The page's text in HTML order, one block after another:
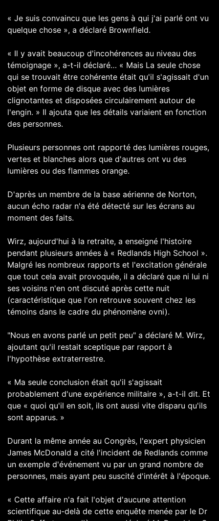
« Je suis convaincu que les gens à qui j'ai parlé ont vu
quelque chose », a déclaré Brownfield.
« Il y avait beaucoup d'incohérences au niveau des
témoignage », a-t-il déclaré… « Mais La seule chose
qui se trouvait être cohérente était qu'il s'agissait d'un
objet en forme de disque avec des lumières
clignotantes et disposées circulairement autour de
l'engin. » Il ajouta que les détails variaient en fonction
des personnes.
Plusieurs personnes ont rapporté des lumières rouges,
vertes et blanches alors que d'autres ont vu des
lumières ou des flammes orange.
D'après un membre de la base aérienne de Norton,
aucun écho radar n'a été détecté sur les écrans au
moment des faits.
Wirz, aujourd'hui à la retraite, a enseigné l'histoire
pendant plusieurs années à « Redlands High School ».
Malgré les nombreux rapports et l'excitation générale
que tout cela avait provoquée, il a déclaré que ni lui ni
ses voisins n'en ont discuté après cette nuit
(caractéristique que l'on retrouve souvent chez les
témoins dans le cadre du phénomène ovni).
"Nous en avons parlé un petit peu" a déclaré M. Wirz,
ajoutant qu'il restait sceptique par rapport à
l'hypothèse extraterrestre.
« Ma seule conclusion était qu'il s'agissait
probablement d'une expérience militaire », a-t-il dit. Et
que « quoi qu'il en soit, ils ont aussi vite disparu qu'ils
sont apparus. »
Durant la même année au Congrès, l'expert physicien
James McDonald a cité l'incident de Redlands comme
un exemple d'événement vu par un grand nombre de
personnes, mais ayant peu suscité d'intérêt à l'époque.
« Cette affaire n'a fait l'objet d'aucune attention
scientifique au-delà de cette enquête menée par le Dr